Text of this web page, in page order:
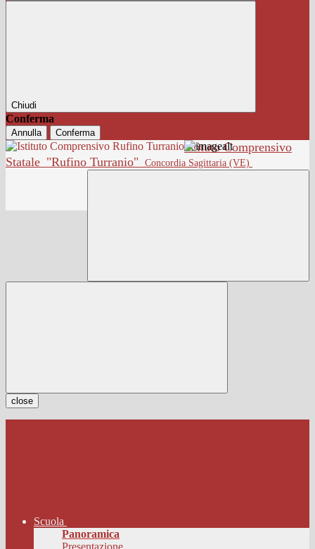
Chiudi
Conferma
Annulla Conferma
Istituto Comprensivo
Statale "Rufino Turranio" Concordia Sagittaria (VE)
close
Scuola
Panoramica